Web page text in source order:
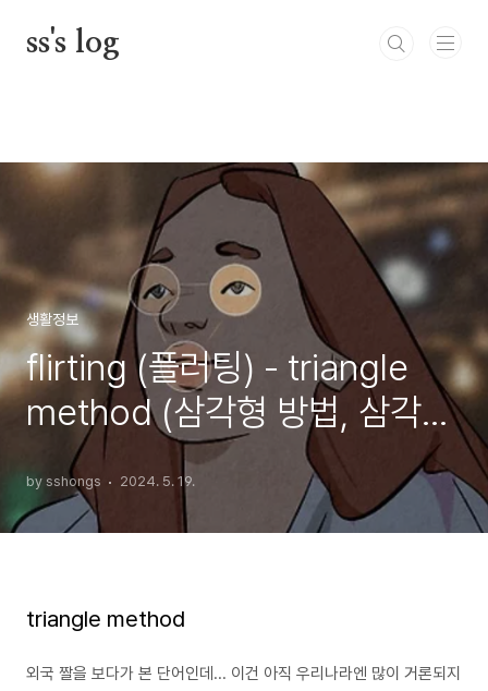
ss's log
생활정보
flirting (플러팅) - triangle
method (삼각형 방법, 삼각
법, 삼각 유혹 기술)
by sshongs 2024. 5. 19.
triangle method
외국 짤을 보다가 본 단어인데... 이건 아직 우리나라엔 많이 거론되지